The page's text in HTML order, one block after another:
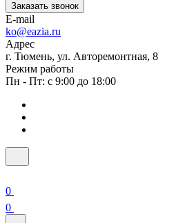
Заказать звонок
E-mail
ko@eazia.ru
Адрес
г. Тюмень, ул. Авторемонтная, 8
Режим работы
Пн - Пт: с 9:00 до 18:00
0
0